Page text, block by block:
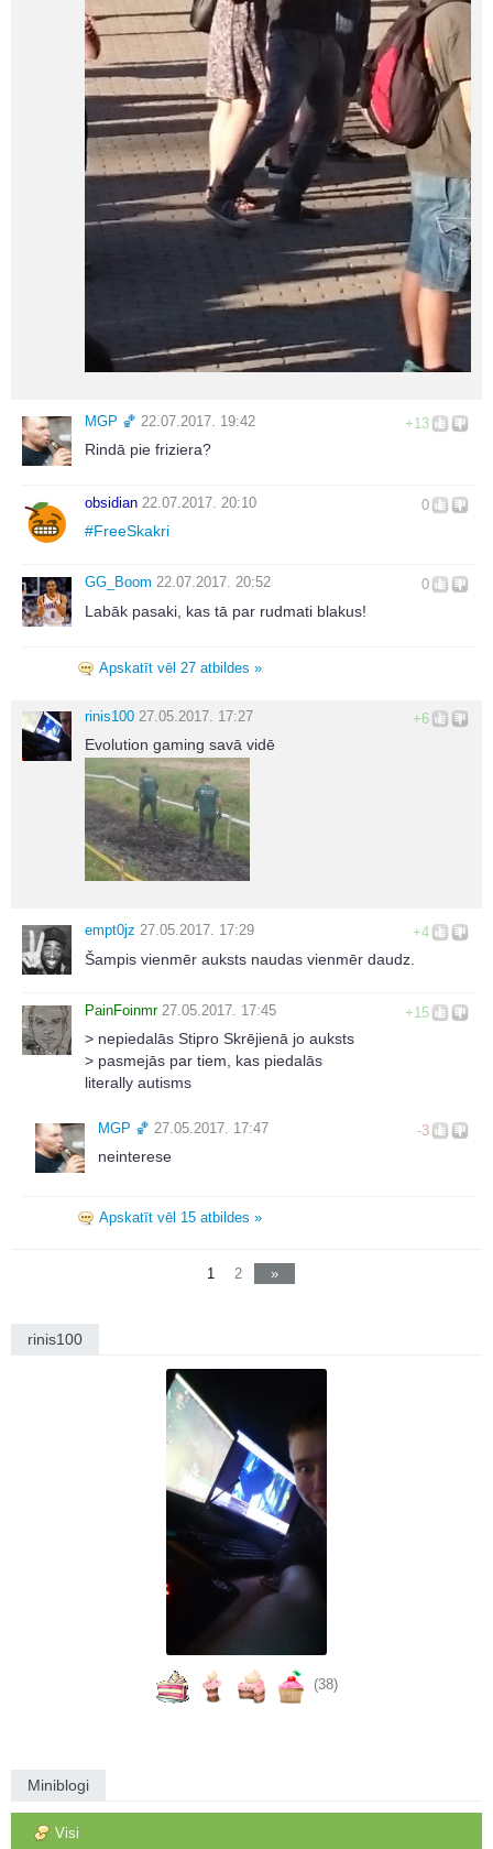
+13
MGΡ 🏀 22.07.2017. 19:42
Rindā pie friziera?
0
obsidian 22.07.2017. 20:10
#FreeSkakri
0
GG_Boom 22.07.2017. 20:52
Labāk pasaki, kas tā par rudmati blakus!
Apskatīt vēl 27 atbildes »
+6
rinis100 27.05.2017. 17:27
Evolution gaming savā vidē
+4
empt0jz 27.05.2017. 17:29
Šampis vienmēr auksts naudas vienmēr daudz.
+15
PainFoinmr 27.05.2017. 17:45
> nepiedalās Stipro Skrējienā jo auksts
> pasmejās par tiem, kas piedalās
literally autisms
-3
MGΡ 🏀 27.05.2017. 17:47
neinterese
Apskatīt vēl 15 atbildes »
1 2 »
rinis100
(38)
Miniblogi
Visi